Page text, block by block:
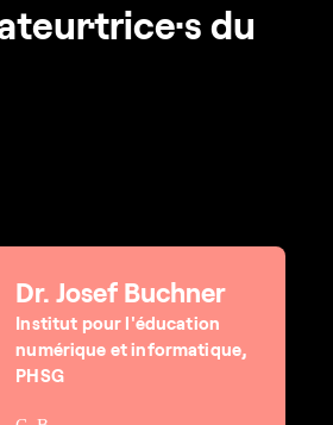
du
Dr. Josef Buchner
Institut pour l'éducation
numérique et informatique,
PHSG